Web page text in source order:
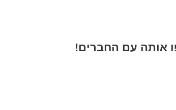
אותה עם החברים!